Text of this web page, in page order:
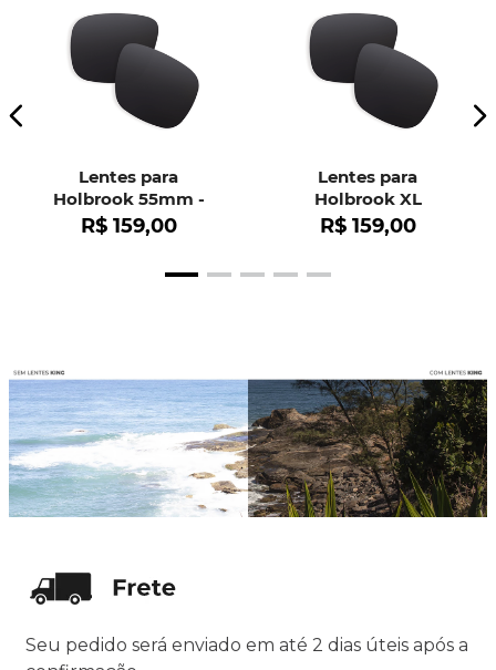
Lentes para
Holbrook 55mm -
OO9102
R$ 159,00
Lentes para
Holbrook XL
R$ 159,00
Seu pedido será enviado em até 2 dias úteis após a